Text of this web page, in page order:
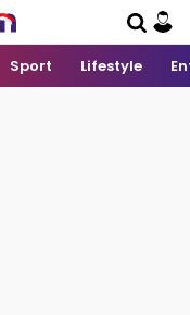
Sport Lifestyle